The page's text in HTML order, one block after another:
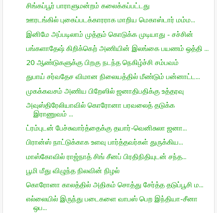
சிங்கப்பூர் பாராளுமன்றம் கலைக்கப்பட்டது
ஊரடங்கில் புகைப்படக்காரராக மாறிய மெகாஸ்டார் மம்ம...
இனிமே அப்படிலாம் முத்தம் கொடுக்க முடியாது - சச்சின்
பங்களாதேஷ் கிறிக்கெற் அணியின் இலங்கை பயணம் ஒத்தி ...
20 ஆண்டுகளுக்கு பிறகு நடந்த நெகிழ்ச்சி சம்பவம்
துபாய் சர்வதேச விமான நிலையத்தில் மீண்டும் பன்னாட்ட...
முகக்கவசம் அணிய பிறேஸில் ஜனாதிபதிக்கு உத்தரவு
அவுஸ்திரேலியாவில் கொரோனா பரவலைத் தடுக்க
இராணுவம் ...
ட்ரம்புடன் பேச்சுவார்த்தைக்கு தயார்-வெனிசுலா ஜனா...
பிரான்ஸ் நாட்டுக்காக உளவு பார்த்தவர்கள் துருக்கிய...
மாஸ்கோவில் ராஜ்நாத் சிங் சீனப் பிரதிநிதியுடன் சந்த...
பூமி மீது விழுந்த நிலவின் நிழல்
கொரோனா காலத்தில் அதிகம் சொத்து சேர்த்த தடுப்பூசி ம...
எல்லையில் இருந்து படைகளை வாபஸ் பெற இந்தியா-சீனா
ஒப...